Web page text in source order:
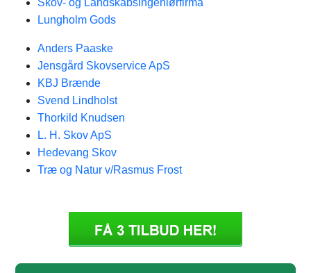
Skov- og Landskabsingeniørfirma
Lungholm Gods
Anders Paaske
Jensgård Skovservice ApS
KBJ Brænde
Svend Lindholst
Thorkild Knudsen
L. H. Skov ApS
Hedevang Skov
Træ og Natur v/Rasmus Frost